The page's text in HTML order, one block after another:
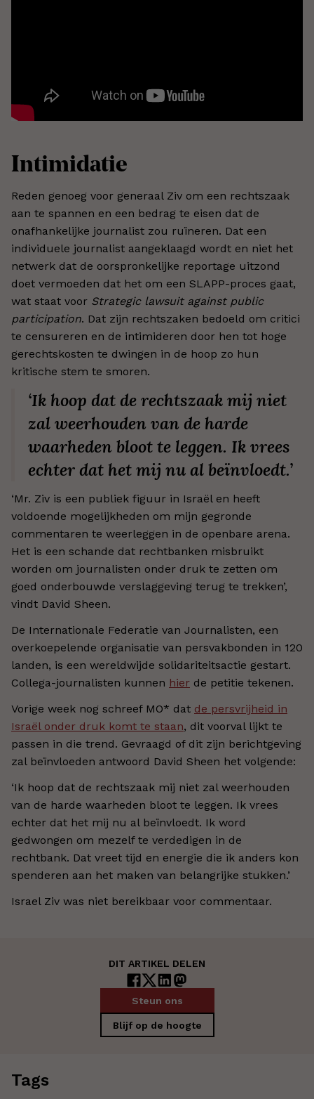
Intimidatie
Reden genoeg voor generaal Ziv om een rechtszaak
aan te spannen en een bedrag te eisen dat de
onafhankelijke journalist zou ruïneren. Dat een
individuele journalist aangeklaagd wordt en niet het
netwerk dat de oorspronkelijke reportage uitzond
doet vermoeden dat het om een SLAPP-proces gaat,
wat staat voor Strategic lawsuit against public
participation. Dat zijn rechtszaken bedoeld om critici
te censureren en de intimideren door hen tot hoge
gerechtskosten te dwingen in de hoop zo hun
kritische stem te smoren.
‘Ik hoop dat de rechtszaak mij niet
zal weerhouden van de harde
waarheden bloot te leggen. Ik vrees
echter dat het mij nu al beïnvloedt.’
‘Mr. Ziv is een publiek figuur in Israël en heeft
voldoende mogelijkheden om mijn gegronde
commentaren te weerleggen in de openbare arena.
Het is een schande dat rechtbanken misbruikt
worden om journalisten onder druk te zetten om
goed onderbouwde verslaggeving terug te trekken’,
vindt David Sheen.
De Internationale Federatie van Journalisten, een
overkoepelende organisatie van persvakbonden in 120
landen, is een wereldwijde solidariteitsactie gestart.
Collega-journalisten kunnen hier de petitie tekenen.
Vorige week nog schreef MO* dat de persvrijheid in
Israël onder druk komt te staan, dit voorval lijkt te
passen in die trend. Gevraagd of dit zijn berichtgeving
zal beïnvloeden antwoord David Sheen het volgende:
‘Ik hoop dat de rechtszaak mij niet zal weerhouden
van de harde waarheden bloot te leggen. Ik vrees
echter dat het mij nu al beïnvloedt. Ik word
gedwongen om mezelf te verdedigen in de
rechtbank. Dat vreet tijd en energie die ik anders kon
spenderen aan het maken van belangrijke stukken.’
Israel Ziv was niet bereikbaar voor commentaar.
DIT ARTIKEL DELEN
Steun ons
Blijf op de hoogte
Tags